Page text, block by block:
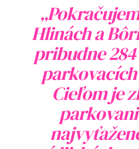
Hlinách a
pribudne
Cieľom je